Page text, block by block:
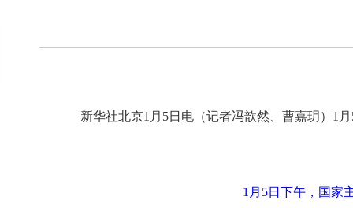
新华社北京1月5日电（记者冯歆然、曹嘉玥）1
1月5日下午，国家